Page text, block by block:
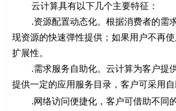
云计算具有以下几个主要特征：
.资源配置动态化。根据消费者的需求
现资源的快速弹性提供；如果用户不再
扩展性。
.需求服务自助化。云计算为客户提供
提供一定的应用服务目录，客户可采用
.网络访问便捷化，客户可借助不同的